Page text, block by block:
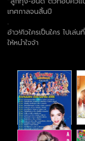
เทศกาลจนสิ้นปี
.
อ้าว!คิวใครเป็นใคร ไปเล่
ให้หนำใจจ้า